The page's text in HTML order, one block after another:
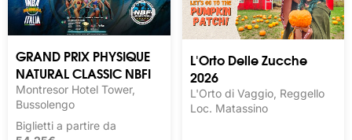
GRAND PRIX PHYSIQUE
NATURAL CLASSIC NBFI
Montresor Hotel Tower,
Bussolengo
Biglietti a partire da
L'Orto Delle Zucche
2026
L'Orto di Vaggio, Reggello
Loc. Matassino